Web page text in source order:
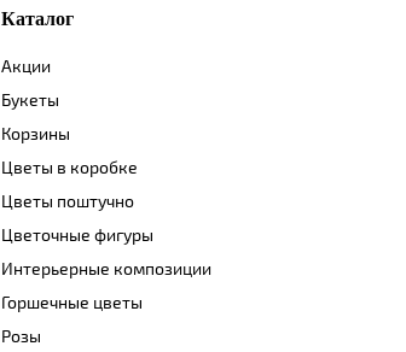
Каталог
Акции
Букеты
Корзины
Цветы в коробке
Цветы поштучно
Цветочные фигуры
Интерьерные композиции
Горшечные цветы
Розы